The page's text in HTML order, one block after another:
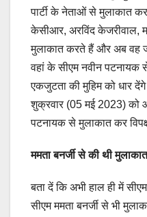
पार्टी के नेताओं से मुलाकात
केसीआर, अरविंद केजरीवाल,
मुलाकात करते हैं और अब वह
वहां के सीएम नवीन पटनायक
एकजुटता की मुहिम को धार
शुक्रवार (05 मई 2023) को
पटनायक से मुलाकात कर
ममता बनर्जी से की थी मुलाकात
बता दें कि अभी हाल ही में
सीएम ममता बनर्जी से भी